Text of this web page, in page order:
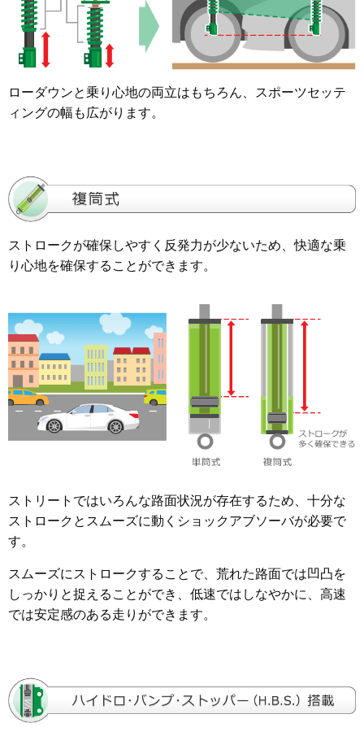
ローダウンと乗り心地の両立はもちろん、スポーツセッテ
ィングの幅も広がります。
ストロークが確保しやすく反発力が少ないため、快適な乗
り心地を確保することができます。
ストリートではいろんな路面状況が存在するため、十分な
ストロークとスムーズに動くショックアブソーバが必要で
す。
スムーズにストロークすることで、荒れた路面では凹凸を
しっかりと捉えることができ、低速ではしなやかに、高速
では安定感のある走りができます。